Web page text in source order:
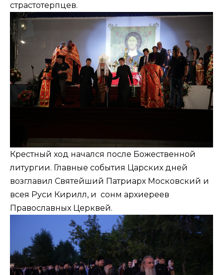
страстотерпцев.
Крестный ход начался после Божественной
литургии. Главные события Царских дней
возглавил Святейший Патриарх Московский и
всея Руси Кирилл, и сонм архиереев
Православных Церквей.